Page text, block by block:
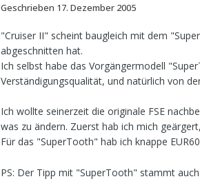
Geschrieben 17. Dezember 2005
"Cruiser II" scheint baugleich mit dem
abgeschnitten hat.
Ich selbst habe das Vorgängermodell
Verständigungsqualität, und natürlich von
Ich wollte seinerzeit die originale FSE
was zu ändern. Zuerst hab ich mich
Für das "SuperTooth" hab ich knappe
PS: Der Tipp mit "SuperTooth" stammt